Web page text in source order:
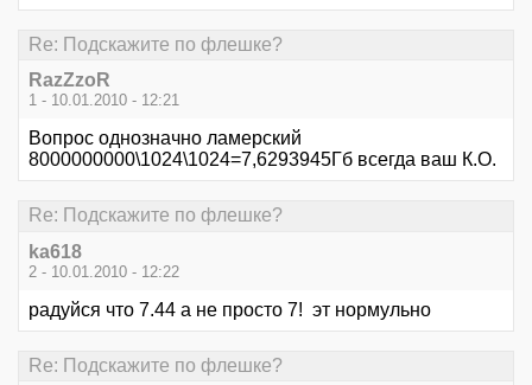
Re: Подскажите по флешке?
RazZzoR
1 - 10.01.2010 - 12:21
Вопрос однозначно ламерский
8000000000\1024\1024=7,6293945Гб всегда ваш К.О.
Re: Подскажите по флешке?
ka618
2 - 10.01.2010 - 12:22
радуйся что 7.44 а не просто 7! эт нормульно
Re: Подскажите по флешке?